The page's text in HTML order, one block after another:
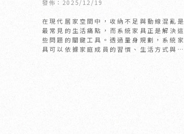
統家具｜竹北系統家具
發佈：2025/12/19
在現代居家空間中，收納不足與動線混亂是
最常見的生活痛點，而系統家具正是解決這
些問題的關鍵工具。透過量身規劃，系統家
具可以依據家庭成員的習慣、生活方式與坪